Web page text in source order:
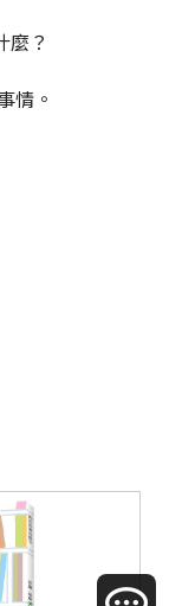
麼？
情。